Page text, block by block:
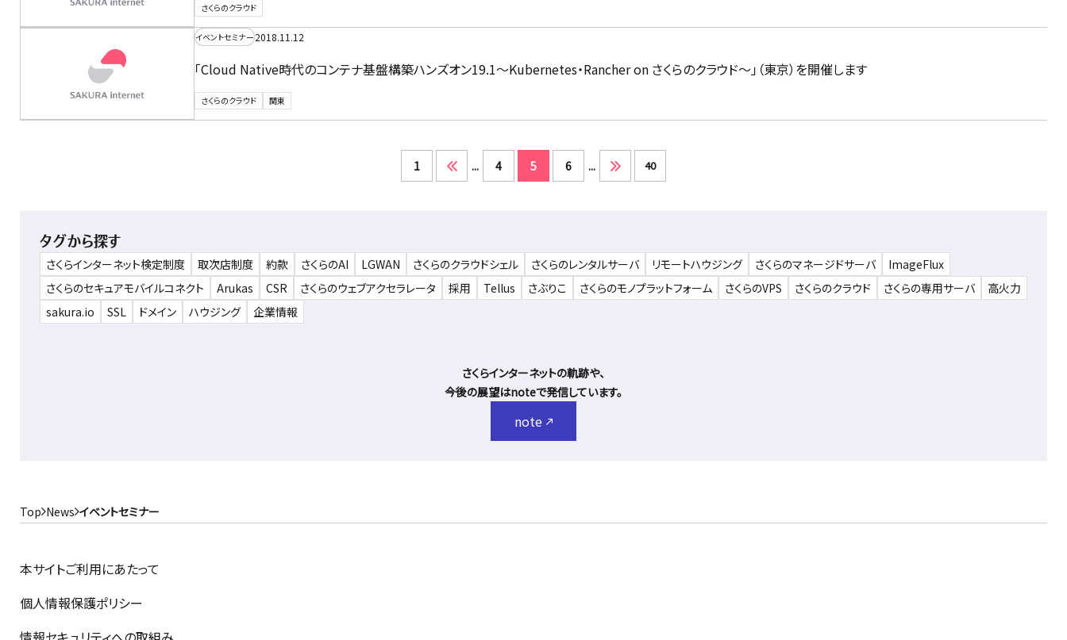
さくらのクラウド
イベントセミナー2018.11.12
「Cloud Native時代のコンテナ基盤構築ハンズオン19.1～Kubernetes・Rancher on さくらのクラウド～」（東京）を開催します
さくらのクラウド 関東
1 ... 4 5 6 ... 40
タグから探す
さくらインターネット検定制度 取次店制度 約款 さくらのAI LGWAN さくらのクラウドシェル さくらのレンタルサーバ リモートハウジング さくらのマネージドサーバ
ImageFlux
さくらのセキュアモバイルコネクト
Arukas CSR さくらのウェブアクセラレータ 採用 Tellus さぶりこ さくらのモノプラットフォーム さくらのVPS さくらのクラウド さくらの専用サーバ
高火力
sakura.io
SSL ドメイン ハウジング 企業情報
さくらインターネットの軌跡や、
今後の展望はnoteで発信しています。
note
Top News イベントセミナー
本サイトご利用にあたって
個人情報保護ポリシー